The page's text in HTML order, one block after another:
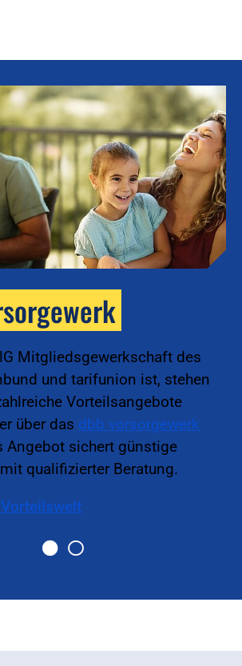
Mitgliedsgewerkschaft des
und tarifunion ist, stehen
Vorteilsangebote
über das dbb vorsorgewerk
Angebot sichert günstige
qualifizierter Beratung.